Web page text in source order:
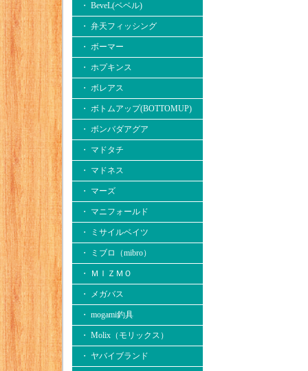
・ BeveL(ベベル)
・ 弁天フィッシング
・ ボーマー
・ ホプキンス
・ ボレアス
・ ボトムアップ(BOTTOMUP)
・ ボンバダアグア
・ マドタチ
・ マドネス
・ マーズ
・ マニフォールド
・ ミサイルベイツ
・ ミブロ（mibro）
・ ＭＩＺＭＯ
・ メガバス
・ mogami釣具
・ Molix（モリックス）
・ ヤバイブランド